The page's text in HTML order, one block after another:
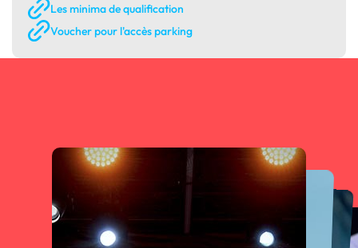
Les minima de qualification
Voucher pour l'accès parking